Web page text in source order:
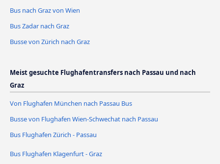
Bus nach Graz von Wien
Bus Zadar nach Graz
Busse von Zürich nach Graz
Meist gesuchte Flughafentransfers nach Passau und nach
Graz
Von Flughafen München nach Passau Bus
Busse von Flughafen Wien-Schwechat nach Passau
Bus Flughafen Zürich - Passau
Bus Flughafen Klagenfurt - Graz